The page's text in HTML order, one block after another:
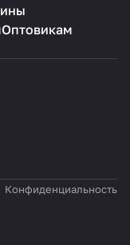
Оптовикам
Конфиденциальность